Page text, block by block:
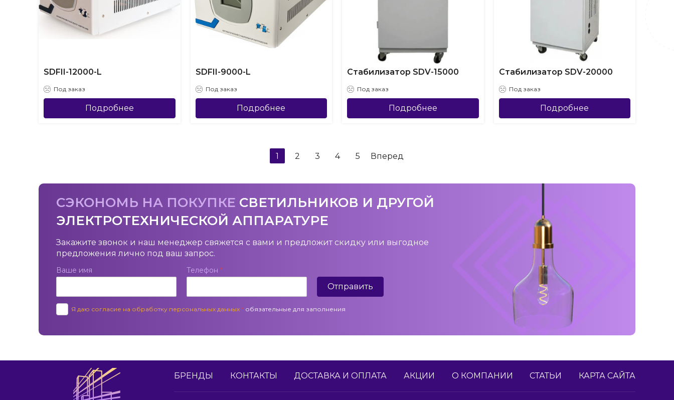
SDFII-12000-L
Под заказ
Подробнее
SDFII-9000-L
Под заказ
Подробнее
Стабилизатор SDV-15000
Под заказ
Подробнее
Стабилизатор SDV-20000
Под заказ
Подробнее
1 2 3 4 5 Вперед
СЭКОНОМЬ НА ПОКУПКЕ СВЕТИЛЬНИКОВ И ДРУГОЙ
ЭЛЕКТРОТЕХНИЧЕСКОЙ АППАРАТУРЕ
Закажите звонок и наш менеджер свяжется с вами и предложит скидку или выгодное
предложения лично под ваш запрос.
Ваше имя Телефон *
Отправить
Я даю согласие на обработку персональных данных * обязательные для заполнения
БРЕНДЫ КОНТАКТЫ ДОСТАВКА И ОПЛАТА АКЦИИ О КОМПАНИИ СТАТЬИ КАРТА САЙТА